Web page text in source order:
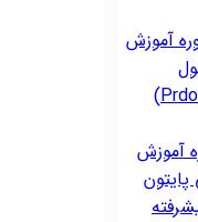
آموزش
(Prdouct Design)
آموزش
پایتون